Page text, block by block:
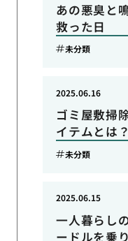
あの悪臭と
救った日
未分類
ゴミ屋敷掃
イテムとは？
2025.06.16
未分類
一人暮らし
ードルを乗
2025.06.15